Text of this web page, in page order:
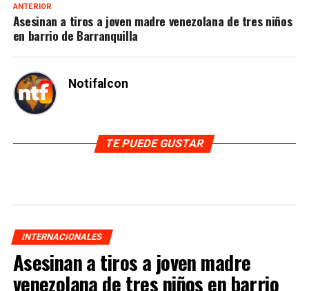
ANTERIOR
Asesinan a tiros a joven madre venezolana de tres niños
en barrio de Barranquilla
Notifalcon
TE PUEDE GUSTAR
INTERNACIONALES
Asesinan a tiros a joven madre
venezolana de tres niños en barrio